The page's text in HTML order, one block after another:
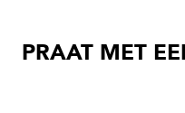
PRAAT MET